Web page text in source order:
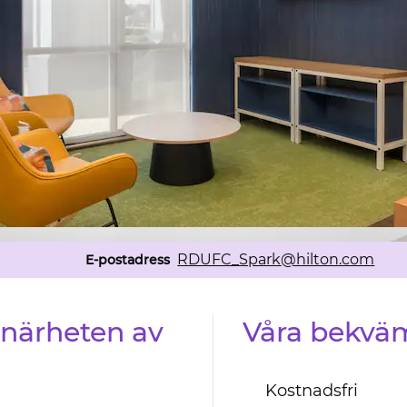
E-postadress
Email RDUFC_Spark@hilton.com
av Våra
Kostnadsfri